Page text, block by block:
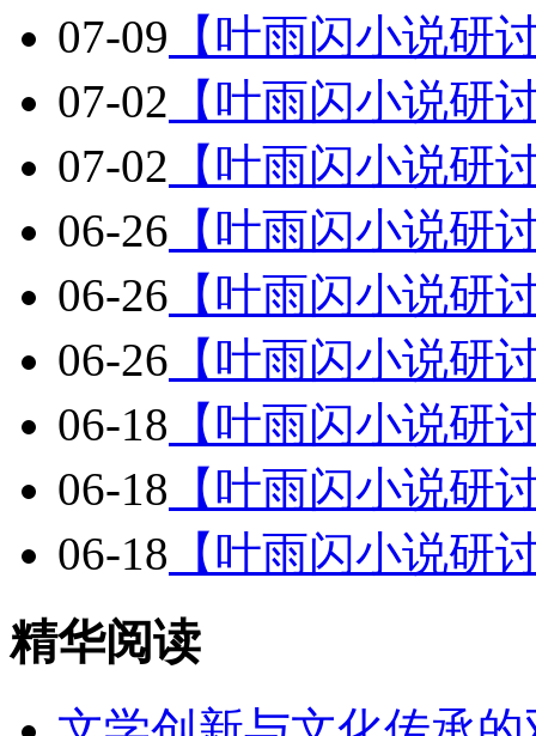
07-09 【叶雨闪小说研
07-02 【叶雨闪小说研
07-02 【叶雨闪小说研
06-26 【叶雨闪小说研
06-26 【叶雨闪小说研
06-26 【叶雨闪小说研
06-18 【叶雨闪小说研
06-18 【叶雨闪小说研
06-18 【叶雨闪小说研
精华阅读